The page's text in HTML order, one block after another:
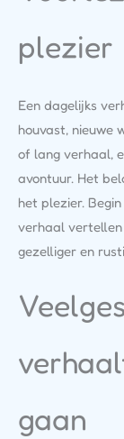
plezier
Een dagelijks
houvast, nieuwe
of lang verhaal,
avontuur. Het
het plezier.
verhaal vertellen
gezelliger en
gaan